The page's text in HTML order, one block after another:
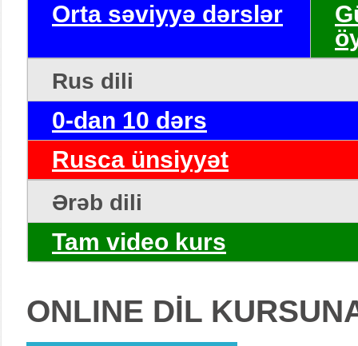
Orta səviyyə dərslər
Rus dili
0-dan 10 dərs
Rusca ünsiyyət
Ərəb dili
Tam video kurs
ONLINE DİL